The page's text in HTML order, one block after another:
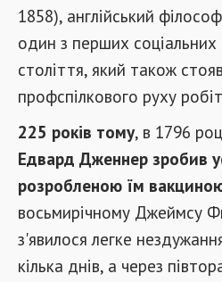
1858), англійський
один з перших
століття, який також
профспілкового руху
225 років тому, в 1796
Едвард Дженнер зробив
розробленою їм
восьмирічному Джеймсу
з'явилося легке
кілька днів, а через